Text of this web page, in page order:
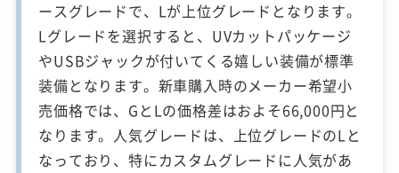
ースグレードで、Lが上位グレードとなります。
Lグレードを選択すると、UVカットパッケージ
やUSBジャックが付いてくる嬉しい装備が標準
装備となります。新車購入時のメーカー希望小
売価格では、GとLの価格差はおよそ66,000円と
なります。人気グレードは、上位グレードのLと
なっており、特にカスタムグレードに人気があ